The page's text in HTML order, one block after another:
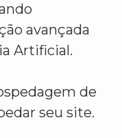
avançada
Artificial.
de
seu site.